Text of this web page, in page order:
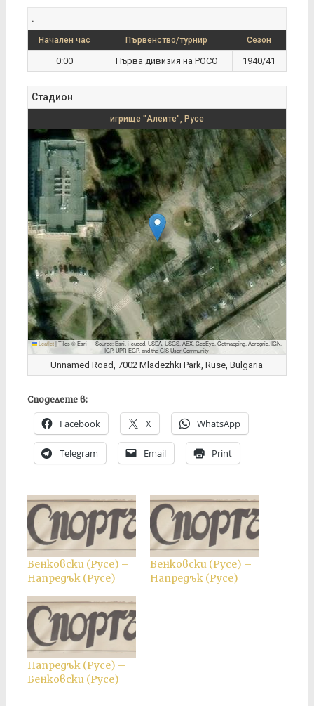
.
Начален час Първенство/турнир Сезон
0:00 Първа дивизия на РОСО 1940/41
Стадион
игрище "Алеите", Русе
Leaflet |Tiles © Esri — Source: Esri, i-cubed, USDA, USGS, AEX, GeoEye, Getmapping, Aerogrid, IGN,
IGP, UPR-EGP, and the GIS User Community
Unnamed Road, 7002 Mladezhki Park, Ruse, Bulgaria
Споделете в:
Facebook X WhatsApp
Telegram Email Print
Бенковски (Русе) –
Напредък (Русе)
Бенковски (Русе) –
Напредък (Русе)
Напредък (Русе) –
Бенковски (Русе)